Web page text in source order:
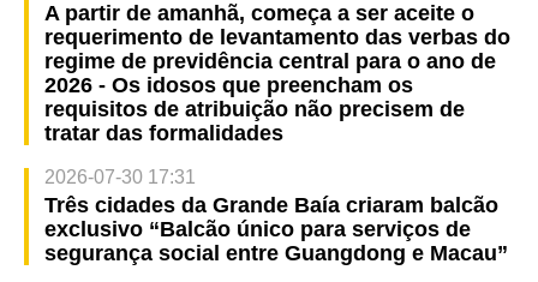
A partir de amanhã, começa a ser aceite o
requerimento de levantamento das verbas do
regime de previdência central para o ano de
2026 - Os idosos que preencham os
requisitos de atribuição não precisem de
tratar das formalidades
2026-07-30 17:31
Três cidades da Grande Baía criaram balcão
exclusivo “Balcão único para serviços de
segurança social entre Guangdong e Macau”